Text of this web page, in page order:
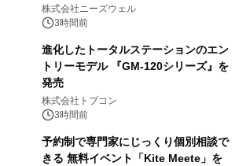
株式会社ニーズウェル
3時間前
進化したトータルステーションのエン
トリーモデル 『GM-120シリーズ』を
発売
株式会社トプコン
3時間前
予約制で専門家にじっくり個別相談で
きる 無料イベント「Kite Meete」を